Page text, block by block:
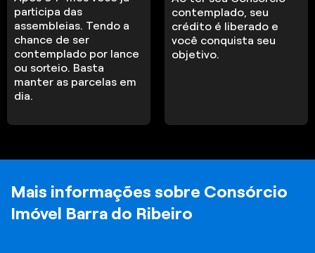
participa das
assembleias. Tendo a
chance de ser
contemplado por lance
ou sorteio. Basta
manter as parcelas em
dia.
contemplado, seu
crédito é liberado e
você conquista seu
objetivo.
Mais informações sobre Consórcio
Imóvel Barra do Ribeiro